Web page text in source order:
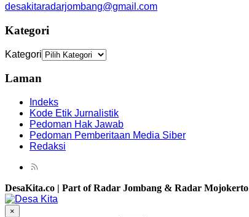
desakitaradarjombang@gmail.com
Kategori
Kategori
Laman
Indeks
Kode Etik Jurnalistik
Pedoman Hak Jawab
Pedoman Pemberitaan Media Siber
Redaksi
DesaKita.co | Part of Radar Jombang & Radar Mojokerto
×